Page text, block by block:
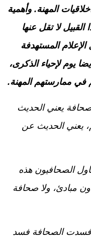
المهنة. وأهمية
لا تقل عنها
المستهدفة
يوم لإحياء الذكرى،
في ممارستهم المهنة.
يعني الحديث
يعني الحديث عن
الصحافيون هذه
مبادئ، ولا صحافة
فسدت الصحافة فسد